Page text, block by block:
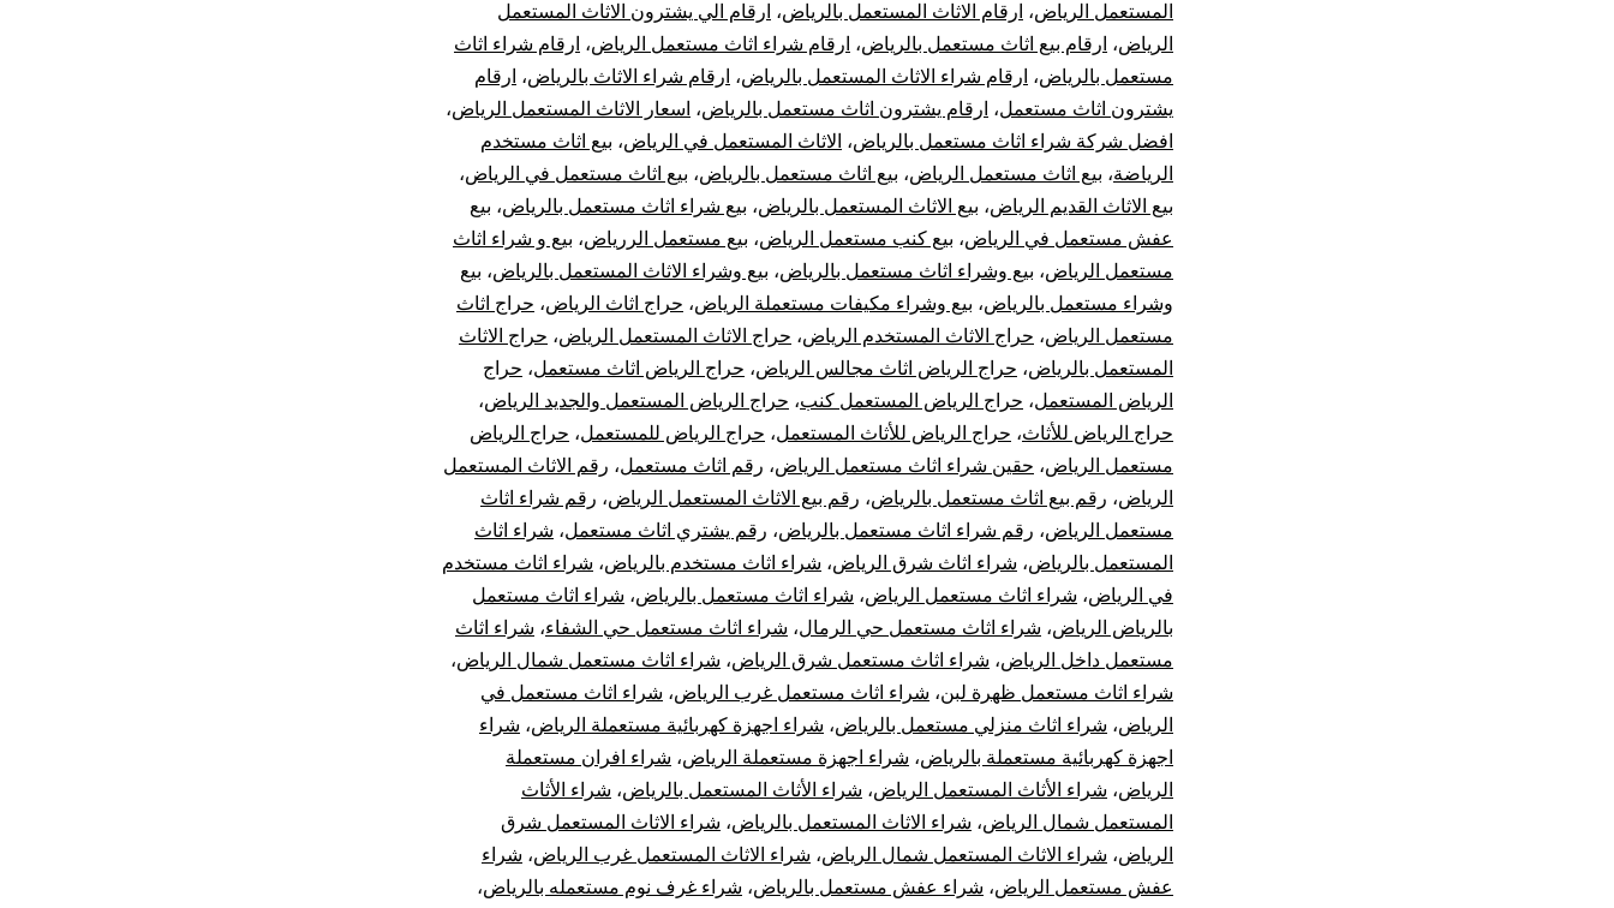
المستعمل الرياض، ارقام الاثاث المستعمل بالرياض، ارقام الي يشترون الاثاث المستعمل
الرياض، ارقام بيع اثاث مستعمل بالرياض، ارقام شراء اثاث مستعمل الرياض، ارقام شراء اثاث
مستعمل بالرياض، ارقام شراء الاثاث المستعمل بالرياض، ارقام شراء الاثاث بالرياض، ارقام
يشترون اثاث مستعمل، ارقام يشترون اثاث مستعمل بالرياض، اسعار الاثاث المستعمل الرياض،
افضل شركة شراء اثاث مستعمل بالرياض، الاثاث المستعمل في الرياض، بيع اثاث مستخدم
الرياضة، بيع اثاث مستعمل الرياض، بيع اثاث مستعمل بالرياض، بيع اثاث مستعمل في الرياض،
بيع الاثاث القديم الرياض، بيع الاثاث المستعمل بالرياض، بيع شراء اثاث مستعمل بالرياض، بيع
عفش مستعمل في الرياض، بيع كنب مستعمل الرياض، بيع مستعمل الررياض، بيع و شراء اثاث
مستعمل الرياض، بيع وشراء اثاث مستعمل بالرياض، بيع وشراء الاثاث المستعمل بالرياض، بيع
وشراء مستعمل بالرياض، بيع وشراء مكيفات مستعملة الرياض، حراج اثاث الرياض، حراج اثاث
مستعمل الرياض، حراج الاثاث المستخدم الرياض، حراج الاثاث المستعمل الرياض، حراج الاثاث
المستعمل بالرياض، حراج الرياض اثاث مجالس الرياض، حراج الرياض اثاث مستعمل، حراج
الرياض المستعمل، حراج الرياض المستعمل كنب، حراج الرياض المستعمل والجديد الرياض،
حراج الرياض للأثاث، حراج الرياض للأثاث المستعمل، حراج الرياض للمستعمل، حراج الرياض
مستعمل الرياض، حقين شراء اثاث مستعمل الرياض، رقم اثاث مستعمل، رقم الاثاث المستعمل
الرياض، رقم بيع اثاث مستعمل بالرياض، رقم بيع الاثاث المستعمل الرياض، رقم شراء اثاث
مستعمل الرياض، رقم شراء اثاث مستعمل بالرياض، رقم يشتري اثاث مستعمل، شراء اثاث
المستعمل بالرياض، شراء اثاث شرق الرياض، شراء اثاث مستخدم بالرياض، شراء اثاث مستخدم
في الرياض، شراء اثاث مستعمل الرياض، شراء اثاث مستعمل بالرياض، شراء اثاث مستعمل
بالرياض الرياض، شراء اثاث مستعمل حي الرمال، شراء اثاث مستعمل حي الشفاء، شراء اثاث
مستعمل داخل الرياض، شراء اثاث مستعمل شرق الرياض، شراء اثاث مستعمل شمال الرياض،
شراء اثاث مستعمل ظهرة لبن، شراء اثاث مستعمل غرب الرياض، شراء اثاث مستعمل في
الرياض، شراء اثاث منزلي مستعمل بالرياض، شراء اجهزة كهربائية مستعملة الرياض، شراء
اجهزة كهربائية مستعملة بالرياض، شراء اجهزة مستعملة الرياض، شراء افران مستعملة
الرياض، شراء الأثاث المستعمل الرياض، شراء الأثاث المستعمل بالرياض، شراء الأثاث
المستعمل شمال الرياض، شراء الاثاث المستعمل بالرياض، شراء الاثاث المستعمل شرق
الرياض، شراء الاثاث المستعمل شمال الرياض، شراء الاثاث المستعمل غرب الرياض، شراء
عفش مستعمل الرياض، شراء عفش مستعمل بالرياض، شراء غرف نوم مستعمله بالرياض،